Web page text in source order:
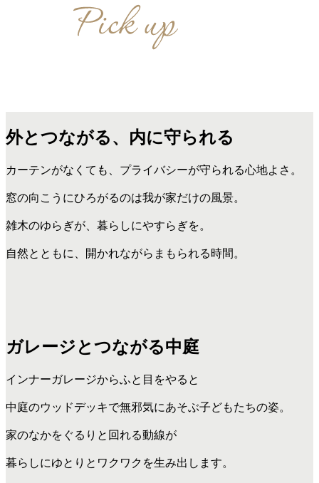
外とつながる、内に守られる
カーテンがなくても、プライバシーが守られる心地よさ。
窓の向こうにひろがるのは我が家だけの風景。
雑木のゆらぎが、暮らしにやすらぎを。
自然とともに、開かれながらまもられる時間。
ガレージとつながる中庭
インナーガレージからふと目をやると
中庭のウッドデッキで無邪気にあそぶ子どもたちの姿。
家のなかをぐるりと回れる動線が
暮らしにゆとりとワクワクを生み出します。